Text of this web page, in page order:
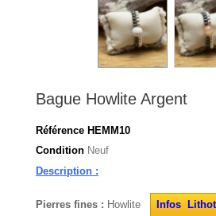
Bague Howlite Argent
Référence HEMM10
Condition Neuf
Description :
Pierres fines : Howlite Infos